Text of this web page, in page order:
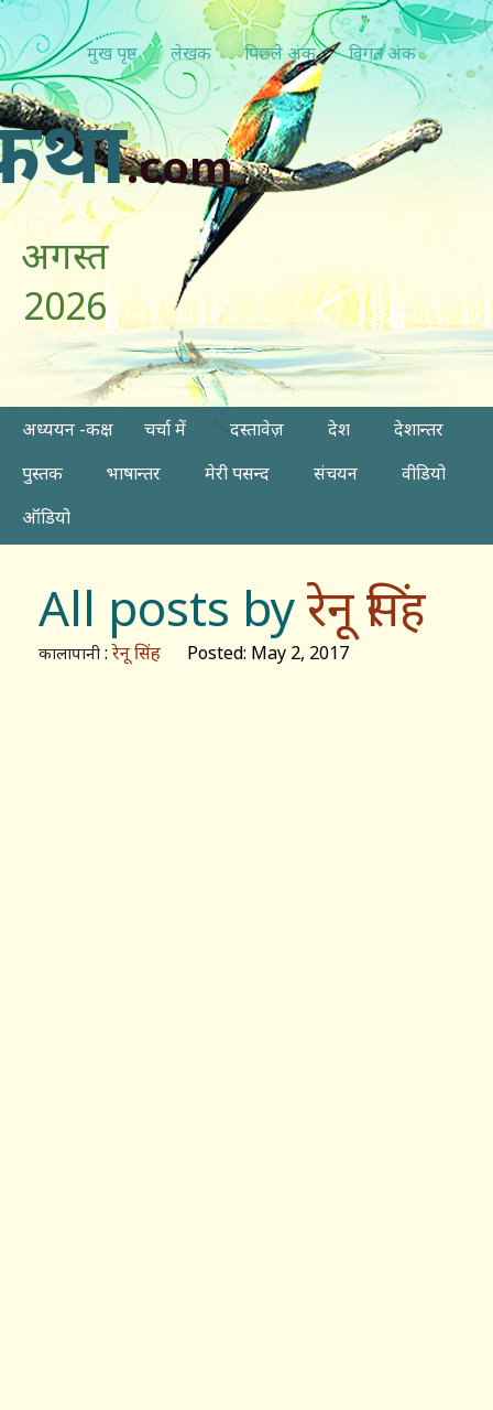
मुख पृष्ठ लेखक पिछ्ले अंक विगत अंक
.com
अगस्त
2026
अध्ययन -कक्ष चर्चा में दस्तावेज़ देश
देशान्तर
पुस्तक
भाषान्तर मेरी पसन्द संचयन
वीडियो
ऑडियो
All posts byरेनू सिंह
कालापानी :रेनू सिंह Posted: May 2, 2017